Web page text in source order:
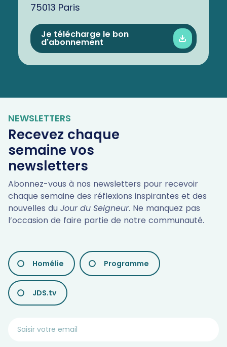
75013 Paris
Je télécharge le bon
d'abonnement
NEWSLETTERS
Recevez chaque
semaine vos
newsletters
Abonnez-vous à nos newsletters pour recevoir
chaque semaine des réflexions inspirantes et des
nouvelles du Jour du Seigneur. Ne manquez pas
l’occasion de faire partie de notre communauté.
LES
DIFFÉRENTES
NEWSLETTERS
Homélie Programme
JDS.tv